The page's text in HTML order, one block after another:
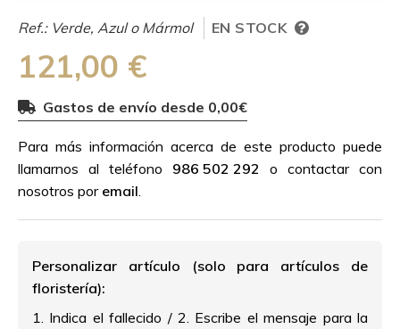
Ref.: Verde, Azul o Mármol EN STOCK
121,00 €
Gastos de envío desde 0,00€
Para más información acerca de este producto puede
llamarnos al teléfono 986 502 292 o contactar con
nosotros por email.
Personalizar artículo (solo para artículos de
floristería):
1. Indica el fallecido / 2. Escribe el mensaje para la